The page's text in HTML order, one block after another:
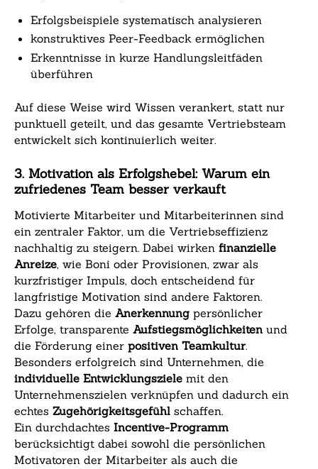
Erfolgsbeispiele systematisch analysieren
konstruktives Peer-Feedback ermöglichen
Erkenntnisse in kurze Handlungsleitfäden
überführen
Auf diese Weise wird Wissen verankert, statt nur
punktuell geteilt, und das gesamte Vertriebsteam
entwickelt sich kontinuierlich weiter.
3. Motivation als Erfolgshebel: Warum ein
zufriedenes Team besser verkauft
Motivierte Mitarbeiter und Mitarbeiterinnen sind
ein zentraler Faktor, um die Vertriebseffizienz
nachhaltig zu steigern. Dabei wirken finanzielle
Anreize, wie Boni oder Provisionen, zwar als
kurzfristiger Impuls, doch entscheidend für
langfristige Motivation sind andere Faktoren.
Dazu gehören die Anerkennungpersönlicher
Erfolge, transparente Aufstiegsmöglichkeitenund
die Förderung einer positiven Teamkultur.
Besonders erfolgreich sind Unternehmen, die
individuelle Entwicklungszielemit den
Unternehmenszielen verknüpfen und dadurch ein
echtes Zugehörigkeitsgefühlschaffen.
Ein durchdachtes Incentive-Programm
berücksichtigt dabei sowohl die persönlichen
Motivatoren der Mitarbeiter als auch die